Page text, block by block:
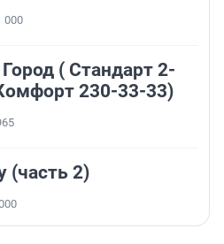
000
( Стандарт 2-
230-33-33)
(часть 2)